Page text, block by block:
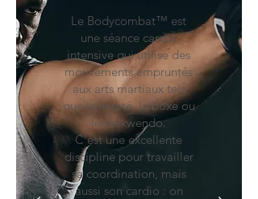
Le Bodycombat™ est
une séance cardio
intensive qui utilise des
mouvements empruntés
aux arts martiaux tels
que le karaté, la boxe ou
le taekwendo.
C'est une excellente
discipline pour travailler
sa coordination, mais
aussi son cardio : on